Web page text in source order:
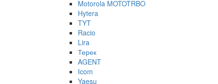
Motorola MOTOTRBO
Hytera
TYT
Racio
Lira
Терек
AGENT
Icom
Yaesu